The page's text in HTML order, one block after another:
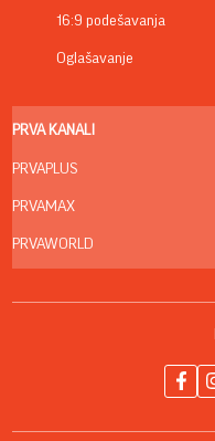
16:9 podešavanja
Oglašavanje
PRVA KANALI
PRVAPLUS
PRVAMAX
PRVAWORLD